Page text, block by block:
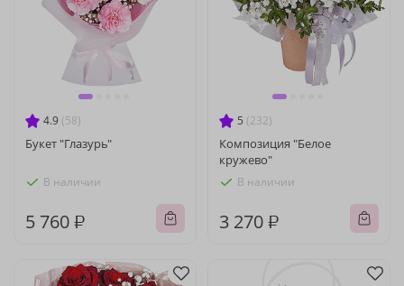
4.9 (58)
Букет "Глазурь"
В наличии
5 760 ₽
5 (232)
Композиция "Белое
кружево"
В наличии
3 270 ₽